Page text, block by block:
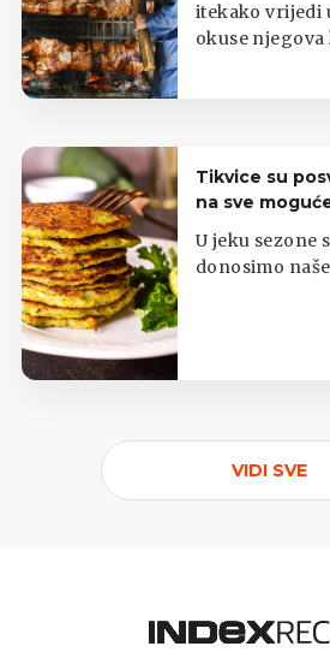
itekako vrijedi
okuse njegova
Tikvice su
na sve
top listu
U jeku sezone
donosimo
VIDI SVE